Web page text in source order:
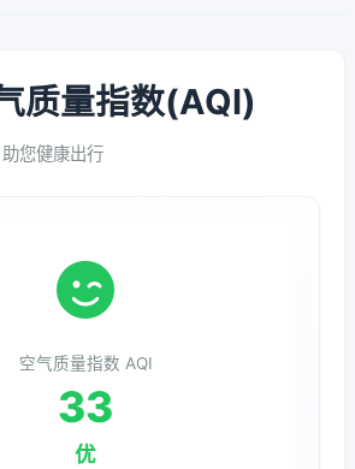
质量指数(AQI)
您健康出行
空气质量指数 AQI
33
优